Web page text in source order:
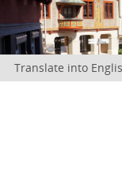
Translate into